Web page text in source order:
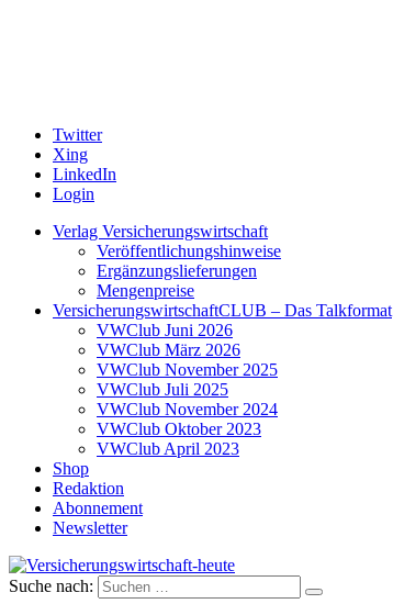
Twitter
Xing
LinkedIn
Login
Verlag Versicherungswirtschaft
Veröffentlichungshinweise
Ergänzungslieferungen
Mengenpreise
VersicherungswirtschaftCLUB – Das Talkformat
VWClub Juni 2026
VWClub März 2026
VWClub November 2025
VWClub Juli 2025
VWClub November 2024
VWClub Oktober 2023
VWClub April 2023
Shop
Redaktion
Abonnement
Newsletter
Versicherungswirtschaft-heute
Suche nach: